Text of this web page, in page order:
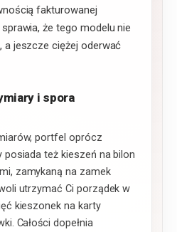
fakturowanej
że tego modelu nie
a jeszcze ciężej oderwać
i spora
portfel oprócz
posiada też kieszeń na bilon
zamykaną na zamek
utrzymać Ci porządek w
kieszonek na karty
Całości dopełnia